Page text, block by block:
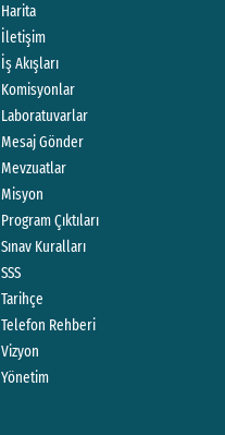
Harita
İletişim
İş Akışları
Komisyonlar
Laboratuvarlar
Mesaj Gönder
Mevzuatlar
Misyon
Program Çıktıları
Sınav Kuralları
SSS
Tarihçe
Telefon Rehberi
Vizyon
Yönetim